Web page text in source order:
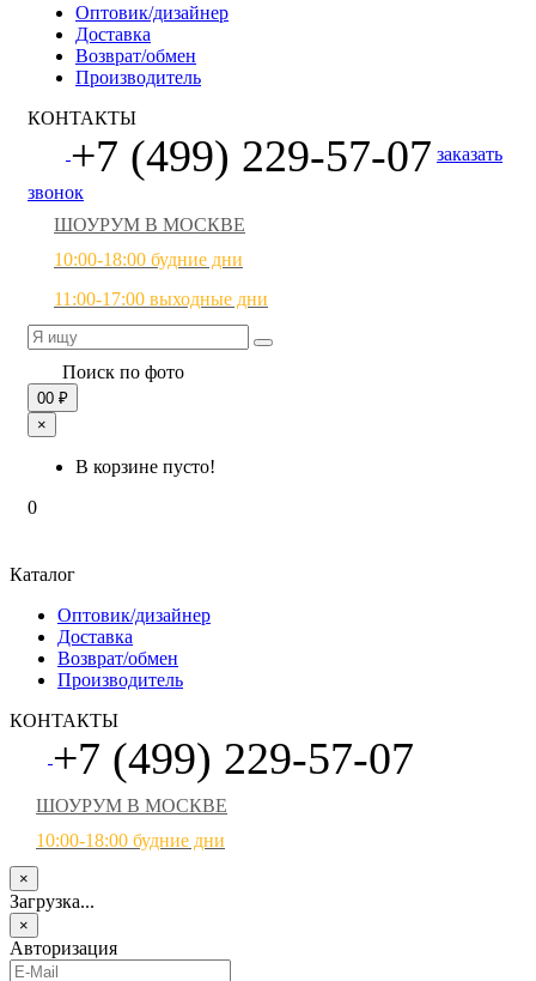
Оптовик/дизайнер
Доставка
Возврат/обмен
Производитель
КОНТАКТЫ
+7 (499) 229-57-07 заказать
звонок
ШОУРУМ В МОСКВЕ
10:00-18:00 будние дни
11:00-17:00 выходные дни
Поиск по фото
00 ₽
×
В корзине пусто!
0
Каталог
Оптовик/дизайнер
Доставка
Возврат/обмен
Производитель
КОНТАКТЫ
+7 (499) 229-57-07
ШОУРУМ В МОСКВЕ
10:00-18:00 будние дни
×
Загрузка...
×
Авторизация